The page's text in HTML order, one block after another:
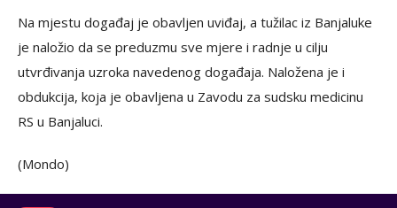
Na mjestu događaj je obavljen uviđaj, a tužilac iz Banjaluke
je naložio da se preduzmu sve mjere i radnje u cilju
utvrđivanja uzroka navedenog događaja. Naložena je i
obdukcija, koja je obavljena u Zavodu za sudsku medicinu
RS u Banjaluci.
(Mondo)